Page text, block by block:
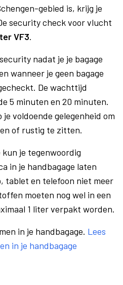
gebied is, krijg je
security check voor vlucht
VF3.
nadat je je bagage
wanneer je geen bagage
De wachttijd
5 minuten en 20 minuten.
voldoende gelegenheid om
of rustig te zitten.
je tegenwoordig
in je handbagage laten
tablet en telefoon niet meer
moeten nog wel in een
1 liter verpakt worden.
in je handbagage. Lees
in je handbagage